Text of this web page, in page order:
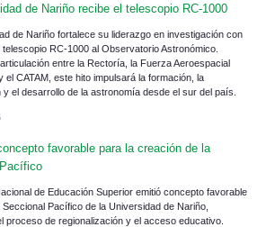
de Nariño recibe el telescopio RC-1000
de Nariño fortalece su liderazgo en investigación con
telescopio RC-1000 al Observatorio Astronómico.
entre la Rectoría, la Fuerza Aeroespacial
el CATAM, este hito impulsará la formación, la
y el desarrollo de la astronomía desde el sur del país.
favorable para la creación de la
de Educación Superior emitió concepto favorable
Pacífico de la Universidad de Nariño,
proceso de regionalización y el acceso educativo.